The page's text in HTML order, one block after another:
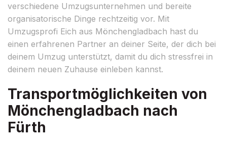
verschiedene Umzugsunternehmen und bereite
organisatorische Dinge rechtzeitig vor. Mit
Umzugsprofi Eich aus Mönchengladbach hast du
einen erfahrenen Partner an deiner Seite, der dich bei
deinem Umzug unterstützt, damit du dich stressfrei in
deinem neuen Zuhause einleben kannst.
Transportmöglichkeiten von
Mönchengladbach nach
Fürth